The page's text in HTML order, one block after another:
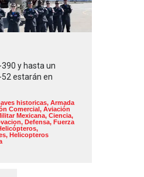
390 y hasta un
estarán en
historicas, Armada
Comercial, Aviación
Mexicana, Ciencia,
, Defensa, Fuerza
,
, Helicopteros